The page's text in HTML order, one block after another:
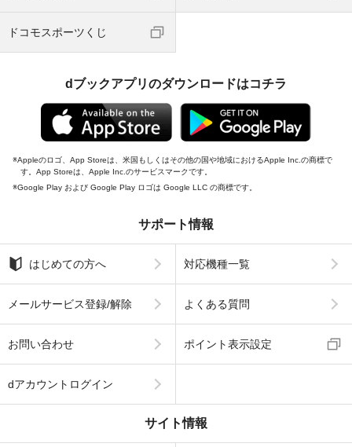
ドコモスポーツくじ
dブックアプリのダウンロードはコチラ
Appleのロゴ、App Storeは、米国もしくはその他の国や地域におけるApple Inc.の商標で
す。App Storeは、Apple Inc.のサービスマークです。
Google Play および Google Play ロゴは Google LLC の商標です。
サポート情報
はじめての方へ 対応機種一覧
メールサービス登録/解除 よくある質問
お問い合わせ ポイント表示設定
dアカウントログイン
サイト情報